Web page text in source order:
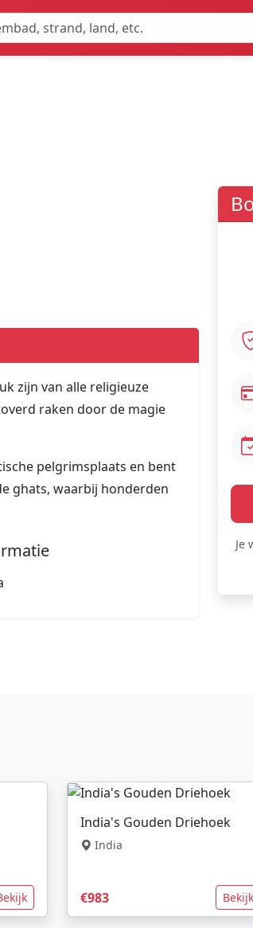
zijn van alle religieuze
raken door de magie
pelgrimsplaats en bent
ghats, waarbij honderden
Je
India's Gouden Driehoek
India
€983 Bekijk